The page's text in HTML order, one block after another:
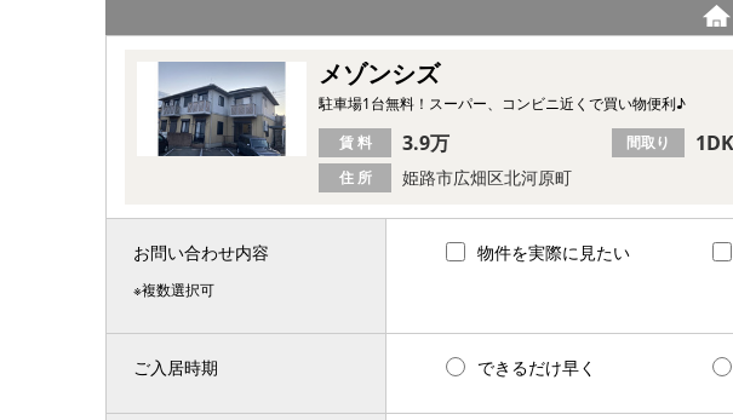
メゾンシズ
駐車場1台無料！スーパー、コンビニ近くで買い物便利♪
住 所 姫路市広畑区北河原町
賃 料 3.9万 間取り 1DK
お問い合わせ内容
※複数選択可
物件を実際に見たい
ご入居時期 できるだけ早く